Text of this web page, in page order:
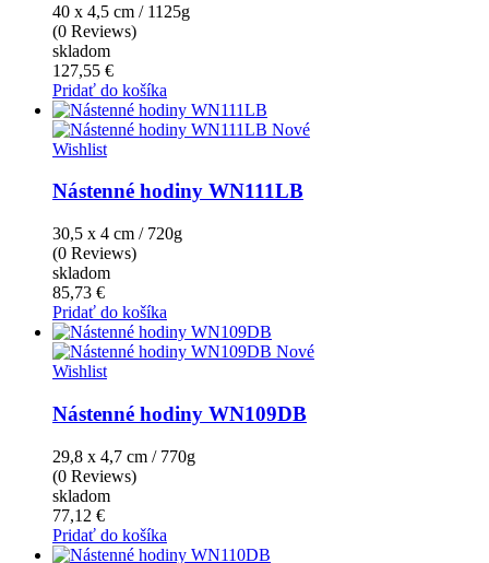
40 x 4,5 cm / 1125g
(0 Reviews)
skladom
127,55 €
Pridať do košíka
Nové
Wishlist
Nástenné hodiny WN111LB
30,5 x 4 cm / 720g
(0 Reviews)
skladom
85,73 €
Pridať do košíka
Nové
Wishlist
Nástenné hodiny WN109DB
29,8 x 4,7 cm / 770g
(0 Reviews)
skladom
77,12 €
Pridať do košíka